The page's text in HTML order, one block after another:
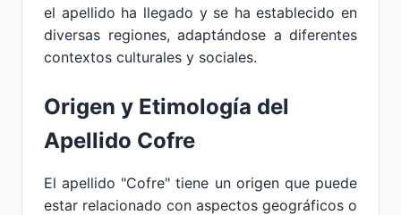
el apellido ha llegado y se ha establecido en
diversas regiones, adaptándose a diferentes
contextos culturales y sociales.
Origen y Etimología del
Apellido Cofre
El apellido "Cofre" tiene un origen que puede
estar relacionado con aspectos geográficos o